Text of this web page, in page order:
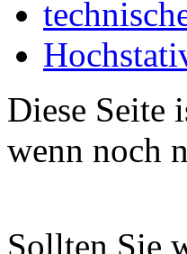
Diese Seite
wenn noch
Sollten Sie